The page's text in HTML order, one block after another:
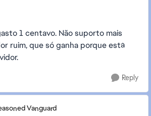
1 centavo. Não suporto mais
ruim, que só ganha porque está
Reply
Vanguard